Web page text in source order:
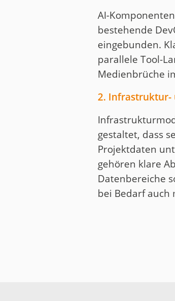
AI-
bestehende
eingebunden.
parallele Tool-
Medienbrüche
2. Infrastruktur-
gestaltet, dass
Projektdaten
gehören klare
Datenbereiche
bei Bedarf auch